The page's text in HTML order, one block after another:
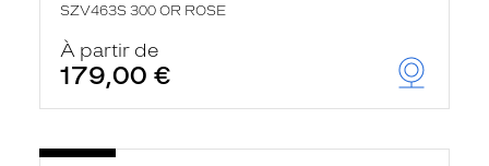
SZV463S 300 OR ROSE
À partir de
179,00 €